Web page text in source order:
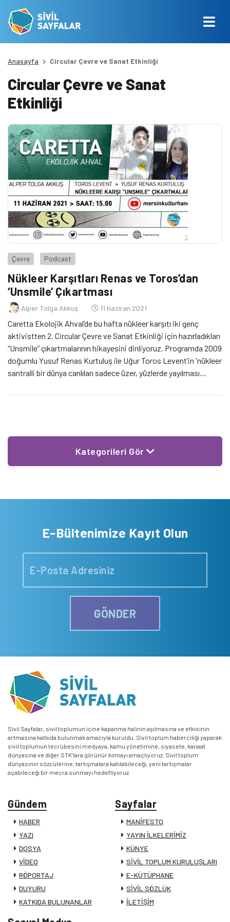
Anasayfa Circular Çevre ve Sanat Etkinliği
Circular Çevre ve Sanat
Etkinliği
Çevre Podcast
Nükleer Karşıtları Renas ve Toros’dan
‘Unsmile’ Çıkartması
Alper Tolga Akkuş 11 Haziran 2021
Caretta Ekolojik Ahval’de bu hafta nükleer karşıtı iki genç
aktivistten 2. Circular Çevre ve Sanat Etkinliği için hazırladıkları
“Unsmile” çıkartmalarının hikayesini dinliyoruz. Programda 2009
doğumlu Yusuf Renas Kurtuluş ile Uğur Toros Levent’in 'nükleer
santralli bir dünya canlıları sadece üzer, yüzlerde yayılması
tasarladıkları “Unsmile” projesi üzerinden nükleer karşıtı
Kategorileri Gör
E-Bültenimize Kayıt Olun
GÖNDER
Sivil Sayfalar, sivil toplumun içine kapanma halinin aşılmasına ve etkisinin
artmasına katkıda bulunmak amacıyla kuruldu. Sivil toplum haberciliği yaparak
sivil toplumun tecrübesini medyaya, kamu yönetimine, siyasete, kanaat
dünyasına ve diğer STK’lara görünür kılmayı amaçlıyoruz. Sivil toplum
dünyasının sözcülerine, tartışmalara katılabileceği, yeni tartışmalar
açabileceği bir mecra sunmayı hedefliyoruz.
Gündem
HABER
YAZI
DOSYA
VİDEO
RÖPORTAJ
DUYURU
KATKIDA BULUNANLAR
Sayfalar
MANİFESTO
YAYIN İLKELERİMİZ
KÜNYE
SİVİL TOPLUM KURULUŞLARI
E-KÜTÜPHANE
SİVİL SÖZLÜK
İLETİŞİM